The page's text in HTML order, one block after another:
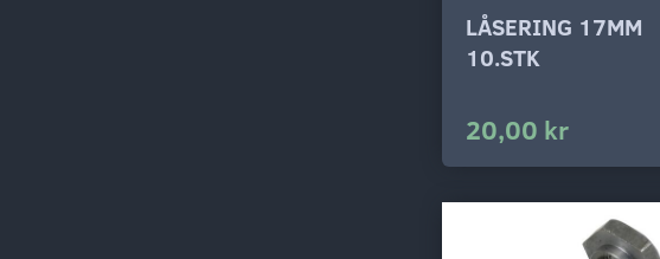
LÅSERING 17MM
10.STK
20,00 kr